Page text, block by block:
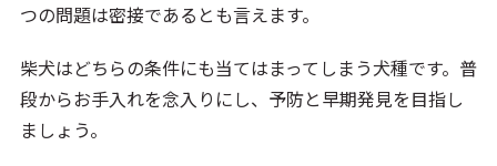
つの問題は密接であるとも言えます。
柴犬はどちらの条件にも当てはまってしまう犬種です。普
段からお手入れを念入りにし、予防と早期発見を目指し
ましょう。